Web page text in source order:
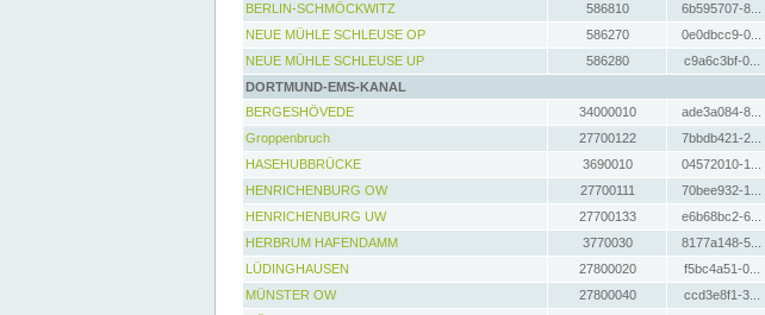
BERLIN-SCHMÖCKWITZ
586810 6b595707-8...
NEUE MÜHLE SCHLEUSE OP
586270 0e0dbcc9-0...
NEUE MÜHLE SCHLEUSE UP
586280 c9a6c3bf-0...
DORTMUND-EMS-KANAL
BERGESHÖVEDE
34000010 ade3a084-8...
Groppenbruch
27700122 7bbdb421-2...
HASEHUBBRÜCKE
3690010 04572010-1...
HENRICHENBURG OW
27700111 70bee932-1...
HENRICHENBURG UW
27700133 e6b68bc2-6...
HERBRUM HAFENDAMM
3770030 8177a148-5...
LÜDINGHAUSEN
27800020 f5bc4a51-0...
MÜNSTER OW
27800040 ccd3e8f1-3...